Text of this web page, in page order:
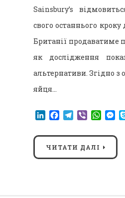
Sainsbury’s
свого останнього
Британії продаватиме
як дослідження
альтернативи. Згідно з
яйця…
LinkedIn
Facebook
Telegram
Viber
ЧИТАТИ ДАЛІ